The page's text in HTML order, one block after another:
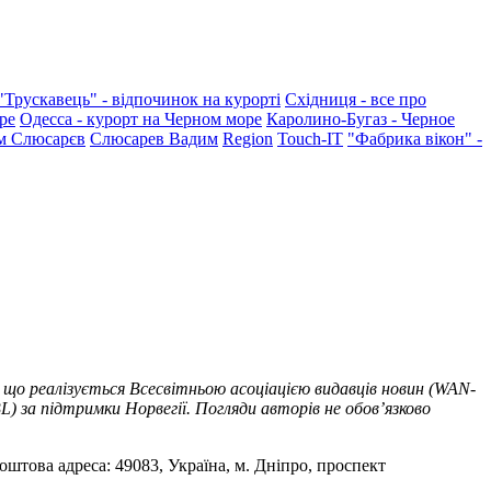
- відпочинок на курорті Східниця - все про
Одесса - курорт на Черном море Каролино-Бугаз - Черное
Слюсарєв Слюсарев Вадим Region Touch-IT "Фабрика вікон" -
Всесвітньою асоціацією видавців новин (WAN-
підтримки Норвегії. Погляди авторів не обов’язково
адреса: 49083, Україна, м. Дніпро, проспект